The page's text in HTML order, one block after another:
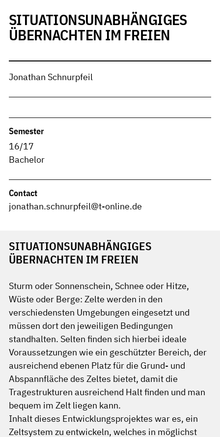
SITUATIONSUNABHÄNGIGES
ÜBERNACHTEN IM FREIEN
Jonathan Schnurpfeil
Semester
16/17
Bachelor
Contact
jonathan.schnurpfeil@t-online.de
SITUATIONSUNABHÄNGIGES
ÜBERNACHTEN IM FREIEN
Sturm oder Sonnenschein, Schnee oder Hitze,
Wüste oder Berge: Zelte werden in den
verschiedensten Umgebungen eingesetzt und
müssen dort den jeweiligen Bedingungen
standhalten. Selten finden sich hierbei ideale
Voraussetzungen wie ein geschützter Bereich, der
ausreichend ebenen Platz für die Grund- und
Abspannfläche des Zeltes bietet, damit die
Tragestrukturen ausreichend Halt finden und man
bequem im Zelt liegen kann.
Inhalt dieses Entwicklungsprojektes war es, ein
Zeltsystem zu entwickeln, welches in möglichst